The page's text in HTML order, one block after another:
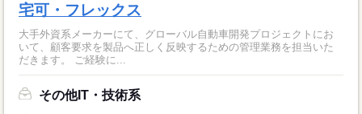
宅可・フレックス
大手外資系メーカーにて、グローバル自動車開発プロジェクトにお
いて、顧客要求を製品へ正しく反映するための管理業務を担当いた
だきます。 ご経験に...
その他IT・技術系